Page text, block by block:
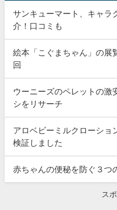
サンキューマート、キャラ
介！口コミも
絵本「こぐまちゃん」の展
回
ウーニーズのペレットの激
シをリサーチ
アロベビーミルクローショ
検証しました
赤ちゃんの便秘を防ぐ３つ
ス